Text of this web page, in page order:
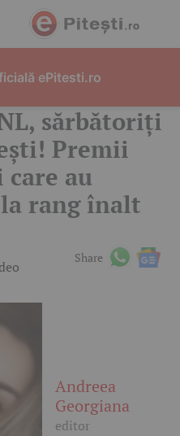
sărbătoriți
Premii
au
rang înalt
Share
Andreea
Georgiana
editor
ePitesti.ro